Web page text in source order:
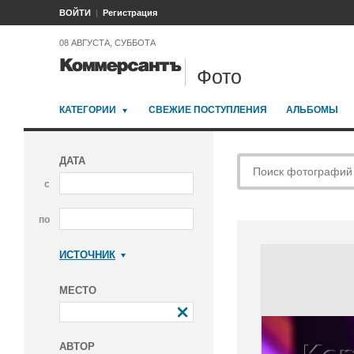
ВОЙТИ Регистрация
08 АВГУСТА, СУББОТА
Фото
КАТЕГОРИИ СВЕЖИЕ ПОСТУПЛЕНИЯ АЛЬБОМЫ
ДАТА
с
по
ИСТОЧНИК
МЕСТО
АВТОР